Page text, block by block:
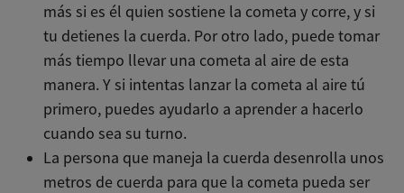
más si es él quien sostiene la cometa y corre, y si
tu detienes la cuerda. Por otro lado, puede tomar
más tiempo llevar una cometa al aire de esta
manera. Y si intentas lanzar la cometa al aire tú
primero, puedes ayudarlo a aprender a hacerlo
cuando sea su turno.
La persona que maneja la cuerda desenrolla unos
metros de cuerda para que la cometa pueda ser